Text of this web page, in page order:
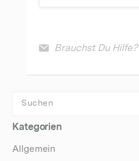
Brauchst Du Hilfe?
Kategorien
Allgemein